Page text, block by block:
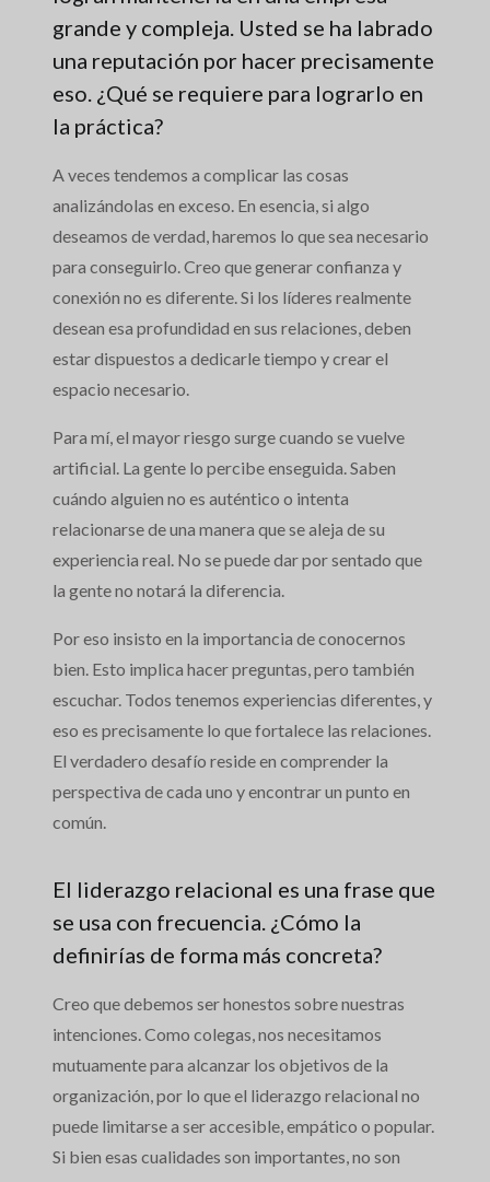
grande y compleja. Usted se ha labrado
una reputación por hacer precisamente
eso. ¿Qué se requiere para lograrlo en
la práctica?
A veces tendemos a complicar las cosas
analizándolas en exceso. En esencia, si algo
deseamos de verdad, haremos lo que sea necesario
para conseguirlo. Creo que generar confianza y
conexión no es diferente. Si los líderes realmente
desean esa profundidad en sus relaciones, deben
estar dispuestos a dedicarle tiempo y crear el
espacio necesario.
Para mí, el mayor riesgo surge cuando se vuelve
artificial. La gente lo percibe enseguida. Saben
cuándo alguien no es auténtico o intenta
relacionarse de una manera que se aleja de su
experiencia real. No se puede dar por sentado que
la gente no notará la diferencia.
Por eso insisto en la importancia de conocernos
bien. Esto implica hacer preguntas, pero también
escuchar. Todos tenemos experiencias diferentes, y
eso es precisamente lo que fortalece las relaciones.
El verdadero desafío reside en comprender la
perspectiva de cada uno y encontrar un punto en
común.
El liderazgo relacional es una frase que
se usa con frecuencia. ¿Cómo la
definirías de forma más concreta?
Creo que debemos ser honestos sobre nuestras
intenciones. Como colegas, nos necesitamos
mutuamente para alcanzar los objetivos de la
organización, por lo que el liderazgo relacional no
puede limitarse a ser accesible, empático o popular.
Si bien esas cualidades son importantes, no son